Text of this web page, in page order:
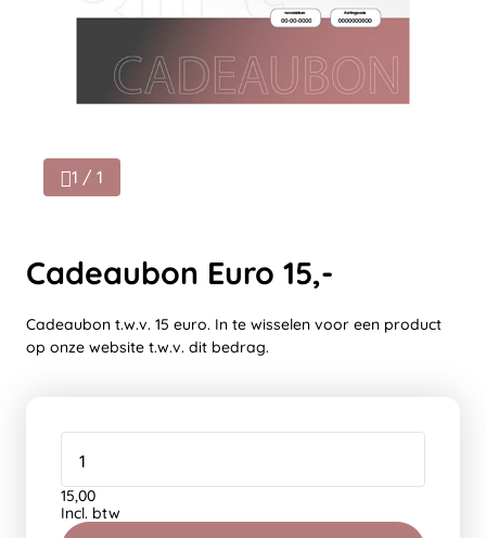
1 / 1
Cadeaubon Euro 15,-
Cadeaubon t.w.v. 15 euro. In te wisselen voor een product
op onze website t.w.v. dit bedrag.
15,00
Incl. btw